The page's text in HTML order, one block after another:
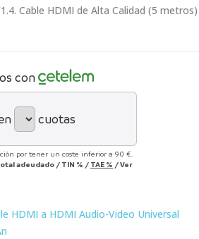
Cable HDMI de Alta Calidad (5 metros)
con
cuotas
por tener un coste inferior a 90 €.
adeudado / TIN % / TAE % /Ver
HDMI a HDMI Audio-Video Universal